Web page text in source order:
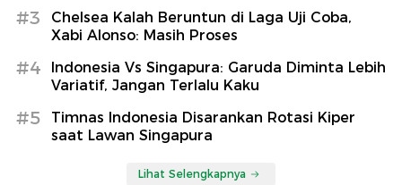
#3
Chelsea Kalah Beruntun di Laga Uji Coba,
Xabi Alonso: Masih Proses
#4
Indonesia Vs Singapura: Garuda Diminta Lebih
Variatif, Jangan Terlalu Kaku
#5
Timnas Indonesia Disarankan Rotasi Kiper
saat Lawan Singapura
Lihat Selengkapnya